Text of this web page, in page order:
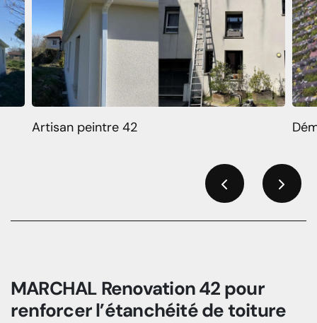
Artisan peintre 42
MARCHAL Renovation 42 pour
renforcer l’étanchéité de toiture